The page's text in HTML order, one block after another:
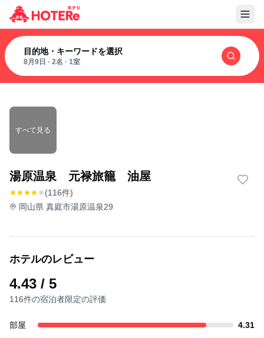
目的地・キーワードを選択
8月9日 · 2名 · 1室
すべて見る
湯原温泉 元禄旅籠 油屋
(116件)
岡山県 真庭市湯原温泉29
ホテルのレビュー
4.43 / 5
116件の宿泊者限定の評価
部屋
4.31